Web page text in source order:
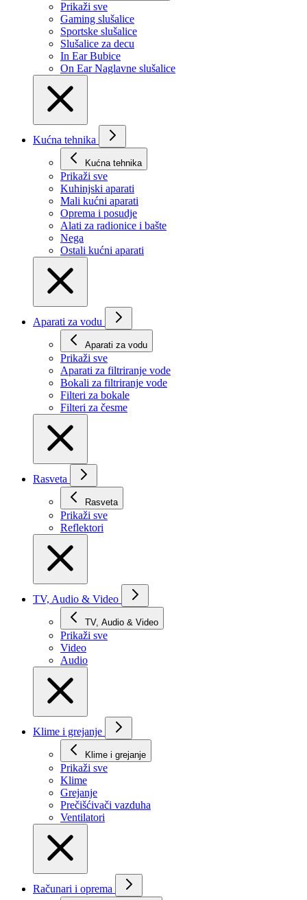
Prikaži svе
Gaming slušalice
Sportske slušalice
Slušalice za decu
In Ear Bubice
On Ear Naglavne slušalice
Kućna tehnika
Kućna tehnika
Prikaži svе
Kuhinjski aparati
Mali kućni aparati
Oprema i posudje
Alati za radionice i bašte
Nega
Ostali kućni aparati
Aparati za vodu
Aparati za vodu
Prikaži svе
Aparati za filtriranje vode
Bokali za filtriranje vode
Filteri za bokale
Filteri za česme
Rasveta
Rasveta
Prikaži svе
Reflektori
TV, Audio & Video
TV, Audio & Video
Prikaži svе
Video
Audio
Klime i grejanje
Klime i grejanje
Prikaži svе
Klime
Grejanje
Prečišćivači vazduha
Ventilatori
Računari i oprema